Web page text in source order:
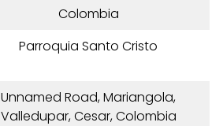
Colombia
Parroquia Santo Cristo
Unnamed Road, Mariangola,
Valledupar, Cesar, Colombia